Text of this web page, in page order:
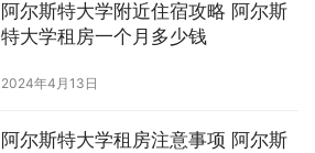
阿尔斯特大学附近住宿攻略 阿尔斯
特大学租房一个月多少钱
2024年4月13日
阿尔斯特大学租房注意事项 阿尔斯